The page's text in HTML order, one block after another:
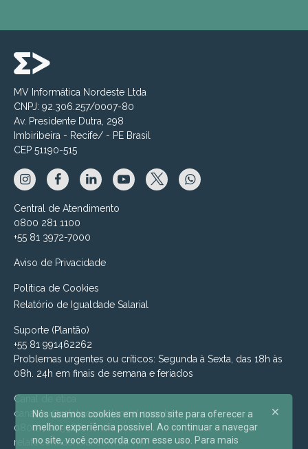
MV Informática Nordeste Ltda
CNPJ: 92.306.257/0007-80
Av. Presidente Dutra, 298
Imbiribeira - Recife/ - PE Brasil
CEP 51190-515
Central de Atendimento
0800 281 1100
+55 81 3972-7000
Aviso de Privacidade
Política de Cookies
Relatório de Igualdade Salarial
Suporte (Plantão)
+55 81 991462262
Problemas urgentes ou críticos: Segunda à Sexta, das 18h às
08h. 24h em finais de semana e feriados
Canal de ética
canalmv@relatoconfidencial.com.br
0800-721-9588
relatoconfidencial.com.br/mv
Nós usamos cookies em nosso site para oferecer a
melhor experiência possível. Ao continuar a navegar
no site, você concorda com esse uso. Para mais